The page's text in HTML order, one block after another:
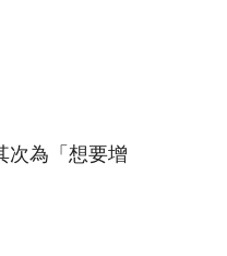
次為「想要增